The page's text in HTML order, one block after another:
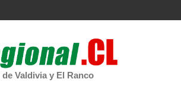
Valdivia y El Ranco